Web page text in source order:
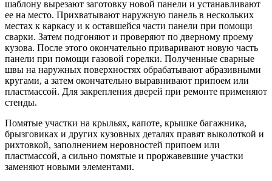
шаблону вырезают заготовку новой панели и устанавливают
ее на место. Прихватывают наружную панель в нескольких
местах к каркасу и к оставшейся части панели при помощи
сварки. Затем подгоняют и проверяют по дверному проему
кузова. После этого окончательно приваривают новую часть
панели при помощи газовой горелки. Полученные сварные
швы на наружных поверхностях обрабатывают абразивными
кругами, а затем окончательно выравнивают припоем или
пластмассой. Для закрепления дверей при ремонте применяют
стенды.
Помятые участки на крыльях, капоте, крышке багажника,
брызговиках и других кузовных деталях правят выколоткой и
рихтовкой, заполнением неровностей припоем или
пластмассой, а сильно помятые и проржавевшие участки
заменяют новыми элементами.